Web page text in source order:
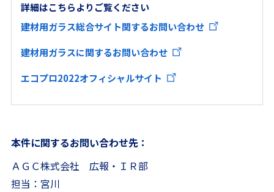
詳細はこちらよりご覧ください
建材用ガラス総合サイト関するお問い合わせ
建材用ガラスに関するお問い合わせ
エコプロ2022オフィシャルサイト
本件に関するお問い合わせ先：
ＡＧＣ株式会社 広報・ＩＲ部
担当：宮川